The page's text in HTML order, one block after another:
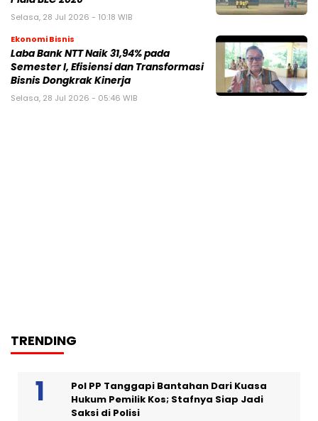
Selasa, 28 Jul 2026 - 10:18 WIB
Ekonomi Bisnis
Laba Bank NTT Naik 31,94% pada
Semester I, Efisiensi dan Transformasi
Bisnis Dongkrak Kinerja
Selasa, 28 Jul 2026 - 05:46 WIB
TRENDING
Pol PP Tanggapi Bantahan Dari Kuasa
Hukum Pemilik Kos; Stafnya Siap Jadi
Saksi di Polisi